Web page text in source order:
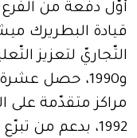
قيادة البطريرك
و1990، حصل
مراكز متقدّمة